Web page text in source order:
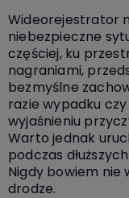
Wideorejestrator
niebezpieczne
częściej, ku
nagraniami,
bezmyślne
razie wypadku
wyjaśnieniu
Warto jednak
podczas
Nigdy bowiem nie
drodze.